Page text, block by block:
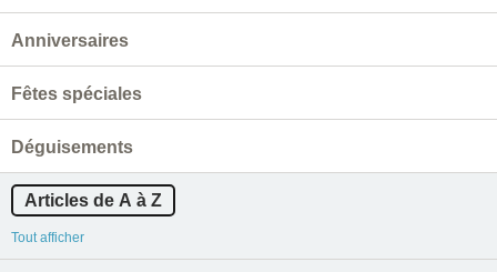
Anniversaires
Fêtes spéciales
Déguisements
Articles de A à Z
Tout afficher